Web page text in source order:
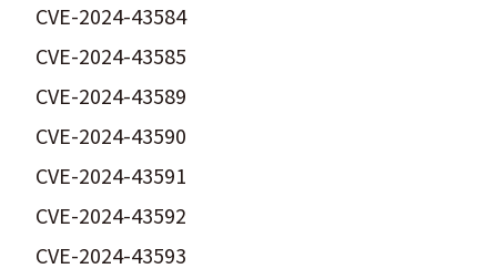
CVE-2024-43584
CVE-2024-43585
CVE-2024-43589
CVE-2024-43590
CVE-2024-43591
CVE-2024-43592
CVE-2024-43593